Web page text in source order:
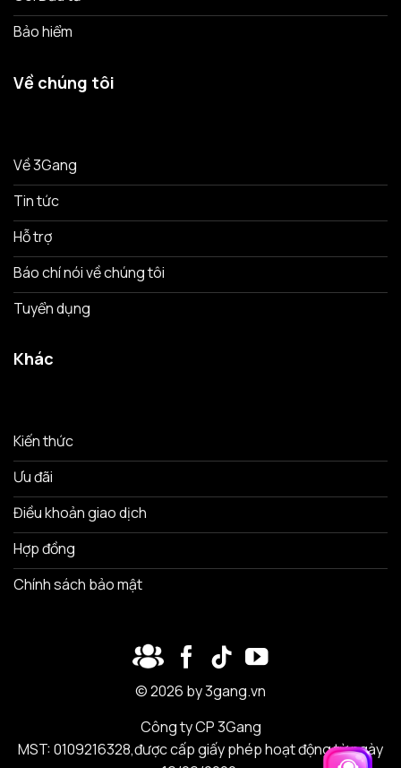
Bảo hiểm
Về chúng tôi
Về 3Gang
Tin tức
Hỗ trợ
Báo chí nói về chúng tôi
Tuyển dụng
Khác
Kiến thức
Ưu đãi
Điều khoản giao dịch
Hợp đồng
Chính sách bảo mật
© 2026 by 3gang.vn
Công ty CP 3Gang
MST: 0109216328,được cấp giấy phép hoạt động từ ngày